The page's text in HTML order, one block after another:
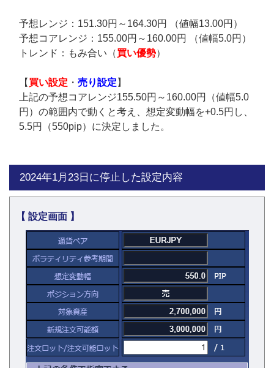
予想レンジ：151.30円～164.30円 （値幅13.00円）
予想コアレンジ：155.00円～160.00円 （値幅5.0円）
トレンド：もみ合い（買い優勢）
【 買い設定 ・ 売り設定 】
上記の予想コアレンジ155.50円～160.00円（値幅5.0
円）の範囲内で動くと考え、想定変動幅を+0.5円し、
5.5円（550pip）に決定しました。
2024年1月23日に停止した設定内容
【 設定画面 】